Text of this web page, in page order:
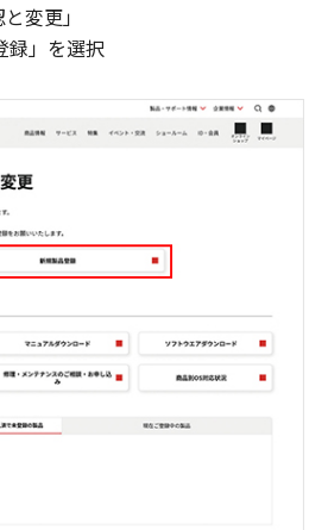
変更」
録」を選択